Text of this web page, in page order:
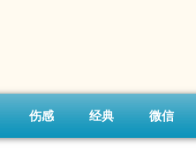
伤感 经典 微信